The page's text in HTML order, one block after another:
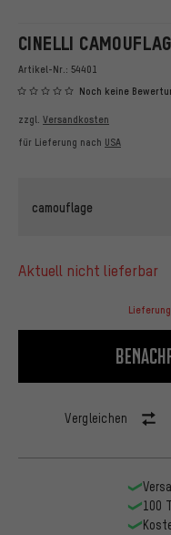
CINELLI
Artikel-Nr.: 54401
Noch keine
zzgl. Versandkosten
für Lieferung nach USA
camouflage
aktuell nicht lieferbar
Vergleichen
100